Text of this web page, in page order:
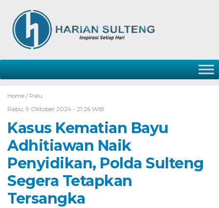
Home / Palu
Rabu, 9 Oktober 2024 - 21:26 WIB
Kasus Kematian Bayu
Adhitiawan Naik
Penyidikan, Polda Sulteng
Segera Tetapkan
Tersangka